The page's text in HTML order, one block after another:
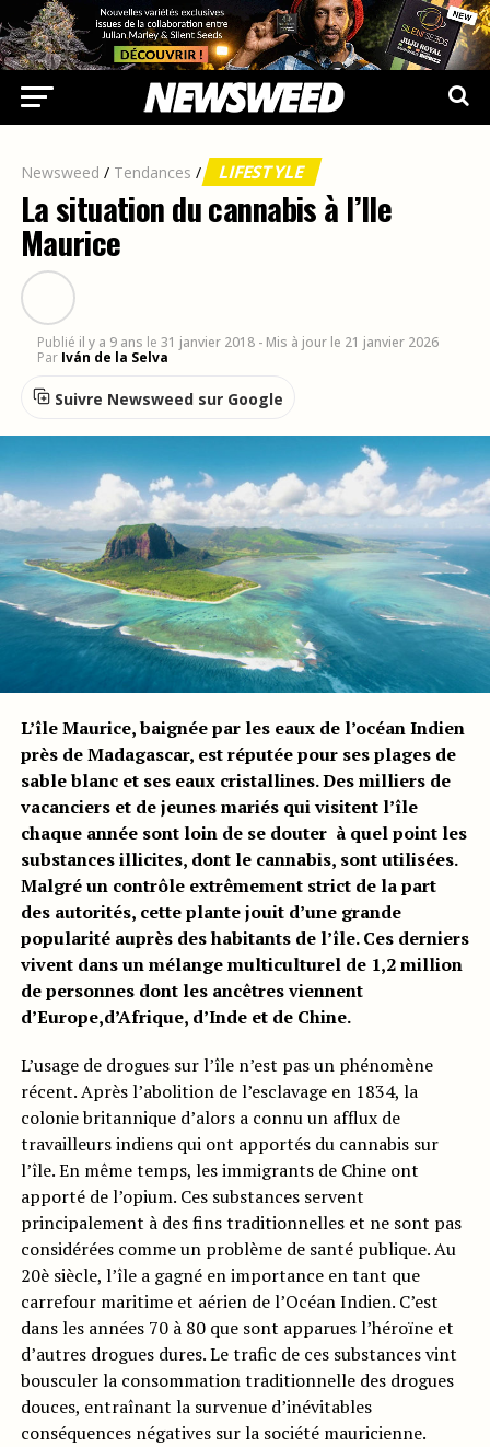
Newsweed / Tendances / LIFESTYLE
La situation du cannabis à l’Ile
Maurice
Publié il y a 9 ans le 31 janvier 2018 - Mis à jour le 21 janvier 2026
Par Iván de la Selva
Suivre Newsweed sur Google
L’île Maurice, baignée par les eaux de l’océan Indien
près de Madagascar, est réputée pour ses plages de
sable blanc et ses eaux cristallines. Des milliers de
vacanciers et de jeunes mariés qui visitent l’île
chaque année sont loin de se douter à quel point les
substances illicites, dont le cannabis, sont utilisées.
Malgré un contrôle extrêmement strict de la part
des autorités, cette plante jouit d’une grande
popularité auprès des habitants de l’île. Ces derniers
vivent dans un mélange multiculturel de 1,2 million
de personnes dont les ancêtres viennent
d’Europe,d’Afrique, d’Inde et de Chine.
L’usage de drogues sur l’île n’est pas un phénomène
récent. Après l’abolition de l’esclavage en 1834, la
colonie britannique d’alors a connu un afflux de
travailleurs indiens qui ont apportés du cannabis sur
l’île. En même temps, les immigrants de Chine ont
apporté de l’opium. Ces substances servent
principalement à des fins traditionnelles et ne sont pas
considérées comme un problème de santé publique. Au
20è siècle, l’île a gagné en importance en tant que
carrefour maritime et aérien de l’Océan Indien. C’est
dans les années 70 à 80 que sont apparues l’héroïne et
d’autres drogues dures. Le trafic de ces substances vint
bousculer la consommation traditionnelle des drogues
douces, entraînant la survenue d’inévitables
conséquences négatives sur la société mauricienne.